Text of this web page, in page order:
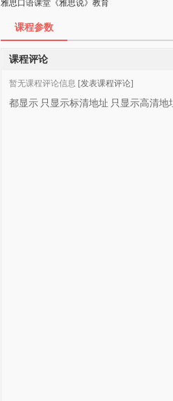
雅思口语课堂《雅思说》教育
课程参数
课程评论
暂无课程评论信息 [发表课程评论]
都显示 只显示标清地址 只显示高清地